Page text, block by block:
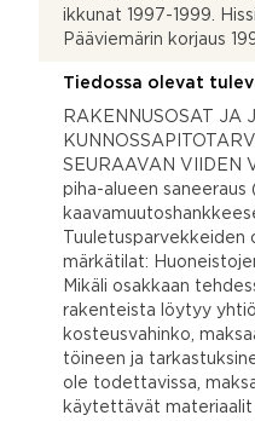
ikkunat 1997-1999.
Pääviemärin korjaus
Tiedossa olevat
RAKENNUSOSAT JA
SEURAAVAN VIIDEN
piha-alueen saneeraus
Tuuletusparvekkeiden
märkätilat:
Mikäli osakkaan
rakenteista löytyy
kosteusvahinko,
töineen ja
ole todettavissa,
käytettävät